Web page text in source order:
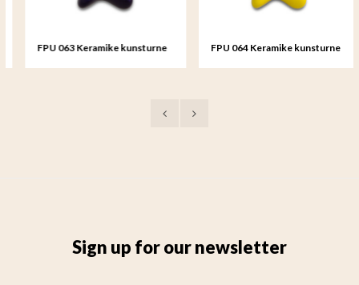
FPU 063 Keramike kunsturne
FPU 064 Keramike kunsturne
Sign up for our newsletter